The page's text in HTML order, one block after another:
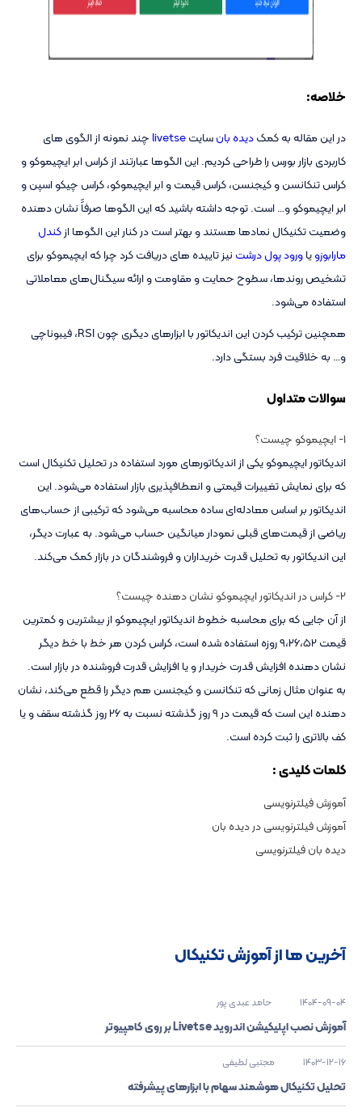
خلاصه:
در این مقاله به کمکدیده بانسایتlivetse چند نمونه از الگوی های
کاربردی بازار بورس را طراحی کردیم. این الگوها عبارتند از کراس ابر ایچیموکو و
کراس تنکانسن و کیجنسن، کراس قیمت و ابر ایچیموکو، کراس چیکو اسپن و
ابر ایچیموکو و… است. توجه داشته باشید که این الگوها صرفاََ نشان دهنده
وضعیت تکنیکال نمادها هستند و بهتر است در کنار این الگوها ازکندل
مارابوزویاورود پول درشت نیز تاییده های دریافت کرد چرا که ایچیموکو برای
تشخیص روندها، سطوح حمایت و مقاومت و ارائه سیگنال‌های معاملاتی
استفاده می‌شود.
همچنین ترکیب کردن این اندیکاتور با ابزارهای دیگری چون RSI، فیبوناچی
و… به خلاقیت فرد بستگی دارد.
سوالات متداول
1- ایچیموکو چیست؟
اندیکاتور ایچیموکو یکی از اندیکاتورهای مورد استفاده در تحلیل تکنیکال است
که برای نمایش تغییرات قیمتی و انعطافپذیری بازار استفاده می‌شود. این
اندیکاتور بر اساس معادله‌ای ساده محاسبه می‌شود که ترکیبی از حساب‌های
ریاضی از قیمت‌های قبلی نمودار میانگین حساب می‌شود. به عبارت دیگر،
این اندیکاتور به تحلیل قدرت خریداران و فروشندگان در بازار کمک می‌کند.
2- کراس در اندیکاتور ایچیموکو نشان دهنده چیست؟
از آن جایی که برای محاسبه خطوط اندیکاتور ایچیموکو از بیشترین و کمترین
قیمت 9،26،52 روزه استفاده شده است، کراس کردن هر خط با خط دیگر
نشان دهنده افزایش قدرت خریدار و یا افزایش قدرت فروشنده در بازار است.
به عنوان مثال زمانی که تنکانسن و کیجنسن هم دیگر را قطع می‌کند، نشان
دهنده این است که قیمت در 9 روز گذشته نسبت به 26 روز گذشته سقف و یا
کف بالاتری را ثبت کرده است.
کلمات کلیدی :
آموزش فیلترنویسی
آموزش فیلترنویسی در دیده بان
دیده بان فیلترنویسی
آخرین ها از آموزش تکنیکال
1404-09-04 حامد عبدی پور
آموزش نصب اپلیکیشن اندروید Livetse بر روی کامپیوتر
1403-12-16 مجتبی لطیفی
تحلیل تکنیکال هوشمند سهام با ابزارهای پیشرفته